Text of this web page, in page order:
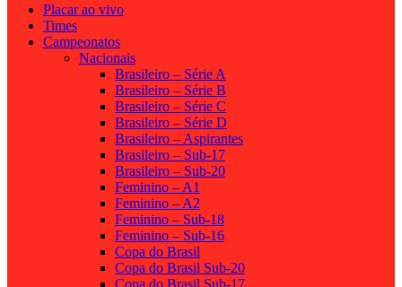
Placar ao vivo
Times
Campeonatos
Nacionais
Brasileiro – Série A
Brasileiro – Série B
Brasileiro – Série C
Brasileiro – Série D
Brasileiro – Aspirantes
Brasileiro – Sub-17
Brasileiro – Sub-20
Feminino – A1
Feminino – A2
Feminino – Sub-18
Feminino – Sub-16
Copa do Brasil
Copa do Brasil Sub-20
Copa do Brasil Sub-17